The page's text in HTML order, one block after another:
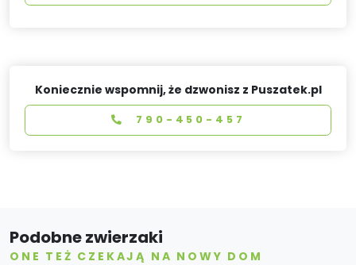
Koniecznie wspomnij, że dzwonisz z Puszatek.pl
790-450-457
Podobne zwierzaki
ONE TEŻ CZEKAJĄ NA NOWY DOM